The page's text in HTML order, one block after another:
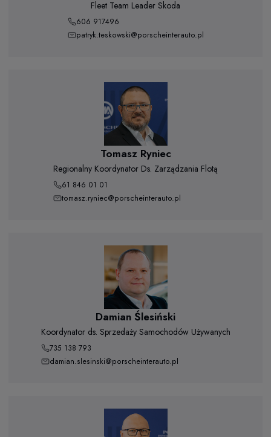
Fleet Team Leader Skoda
606 917496
patryk.teskowski@porscheinterauto.pl
Tomasz Ryniec
Regionalny Koordynator Ds. Zarządzania Flotą
61 846 01 01
tomasz.ryniec@porscheinterauto.pl
Damian Ślesiński
Koordynator ds. Sprzedaży Samochodów Używanych
735 138 793
damian.slesinski@porscheinterauto.pl